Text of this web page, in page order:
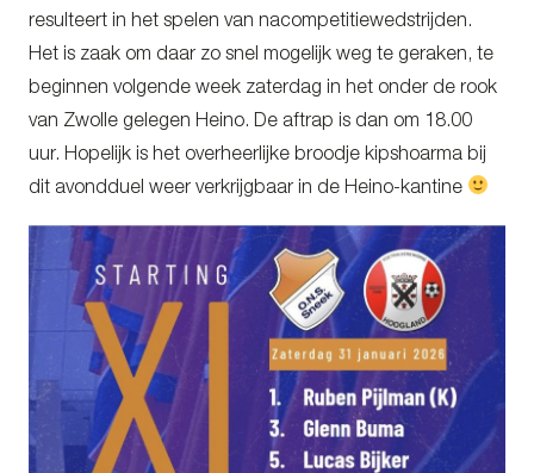
resulteert in het spelen van nacompetitiewedstrijden.
Het is zaak om daar zo snel mogelijk weg te geraken, te
beginnen volgende week zaterdag in het onder de rook
van Zwolle gelegen Heino. De aftrap is dan om 18.00
uur. Hopelijk is het overheerlijke broodje kipshoarma bij
dit avondduel weer verkrijgbaar in de Heino-kantine